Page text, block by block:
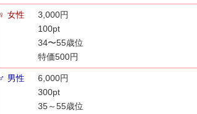
♀ 女性
3,000円
100pt
34〜55歳位
特価500円
♂ 男性
6,000円
300pt
35～55歳位